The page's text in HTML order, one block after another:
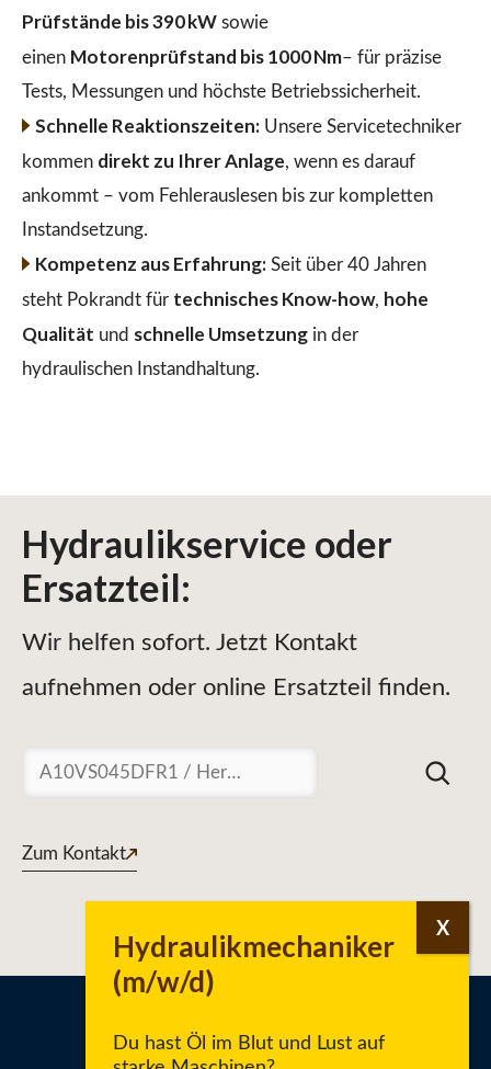
Prüfstände bis 390 kW sowie
einen Motorenprüfstand bis 1000 Nm– für präzise
Tests, Messungen und höchste Betriebssicherheit.
Schnelle Reaktionszeiten:Unsere Servicetechniker
kommen direkt zu Ihrer Anlage, wenn es darauf
ankommt – vom Fehlerauslesen bis zur kompletten
Instandsetzung.
Kompetenz aus Erfahrung:Seit über 40 Jahren
steht Pokrandt für technisches Know-how, hohe
Qualität und schnelle Umsetzung in der
hydraulischen Instandhaltung.
Hydraulikservice oder
Ersatzteil:
Wir helfen sofort. Jetzt Kontakt
aufnehmen oder online Ersatzteil finden.
Suchen
Zum Kontakt
Du hast Öl im Blut und Lust auf